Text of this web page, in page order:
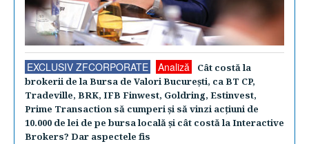
EXCLUSIV ZFCORPORATE Analiză
Cât costă la
brokerii de la Bursa de Valori Bucureşti, ca BT CP,
Tradeville, BRK, IFB Finwest, Goldring, Estinvest,
Prime Transaction să cumperi şi să vinzi acţiuni de
10.000 de lei de pe bursa locală şi cât costă la Interactive
Brokers? Dar aspectele fis